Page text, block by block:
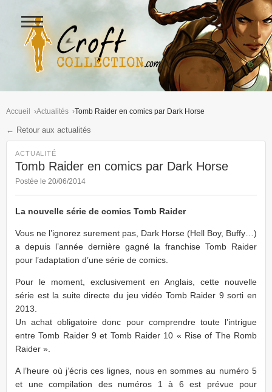
Figurines Lara Croft et
Ouvrir
le
menu
Accueil Actualités Tomb Raider en comics par Dark Horse
← Retour aux actualités
ACTUALITÉ
Tomb Raider en comics par Dark Horse
Postée le 20/06/2014
La nouvelle série de comics Tomb Raider
Vous ne l’ignorez surement pas, Dark Horse (Hell Boy, Buffy…)
a depuis l’année dernière gagné la franchise Tomb Raider
pour l’adaptation d’une série de comics.
Pour le moment, exclusivement en Anglais, cette nouvelle
série est la suite directe du jeu vidéo Tomb Raider 9 sorti en
2013.
Un achat obligatoire donc pour comprendre toute l’intrigue
entre Tomb Raider 9 et Tomb Raider 10 « Rise of The Romb
Raider ».
A l’heure où j’écris ces lignes, nous en sommes au numéro 5
et une compilation des numéros 1 à 6 est prévue pour